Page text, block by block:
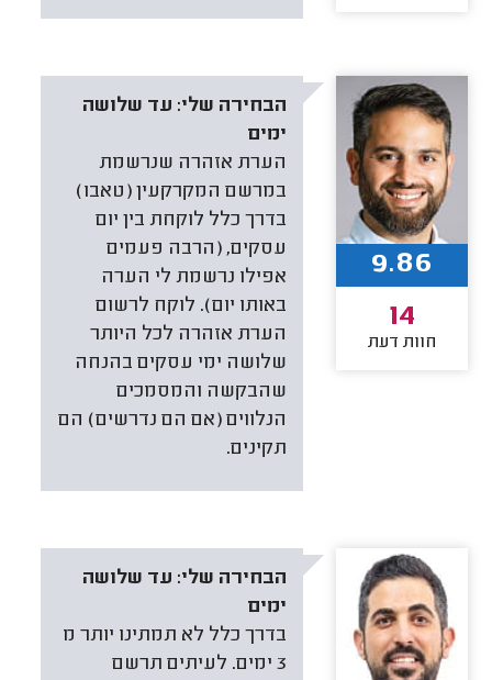
הבחירה שלי: עד שלושה
ימים
הערת אזהרה שנרשמת
במרשם המקרקעין (טאבו)
בדרך כלל לוקחת בין יום
עסקים, (הרבה פעמים
אפילו נרשמת לי הערה
באותו יום). לוקח לרשום
הערת אזהרה לכל היותר
שלושה ימי עסקים בהנחה
שהבקשה והמסמכים
הנלווים (אם הם נדרשים) הם
תקינים.
9.86
14
חוות דעת
הבחירה שלי: עד שלושה
ימים
בדרך כלל לא תמתינו יותר מ
3 ימים. לעיתים תרשם